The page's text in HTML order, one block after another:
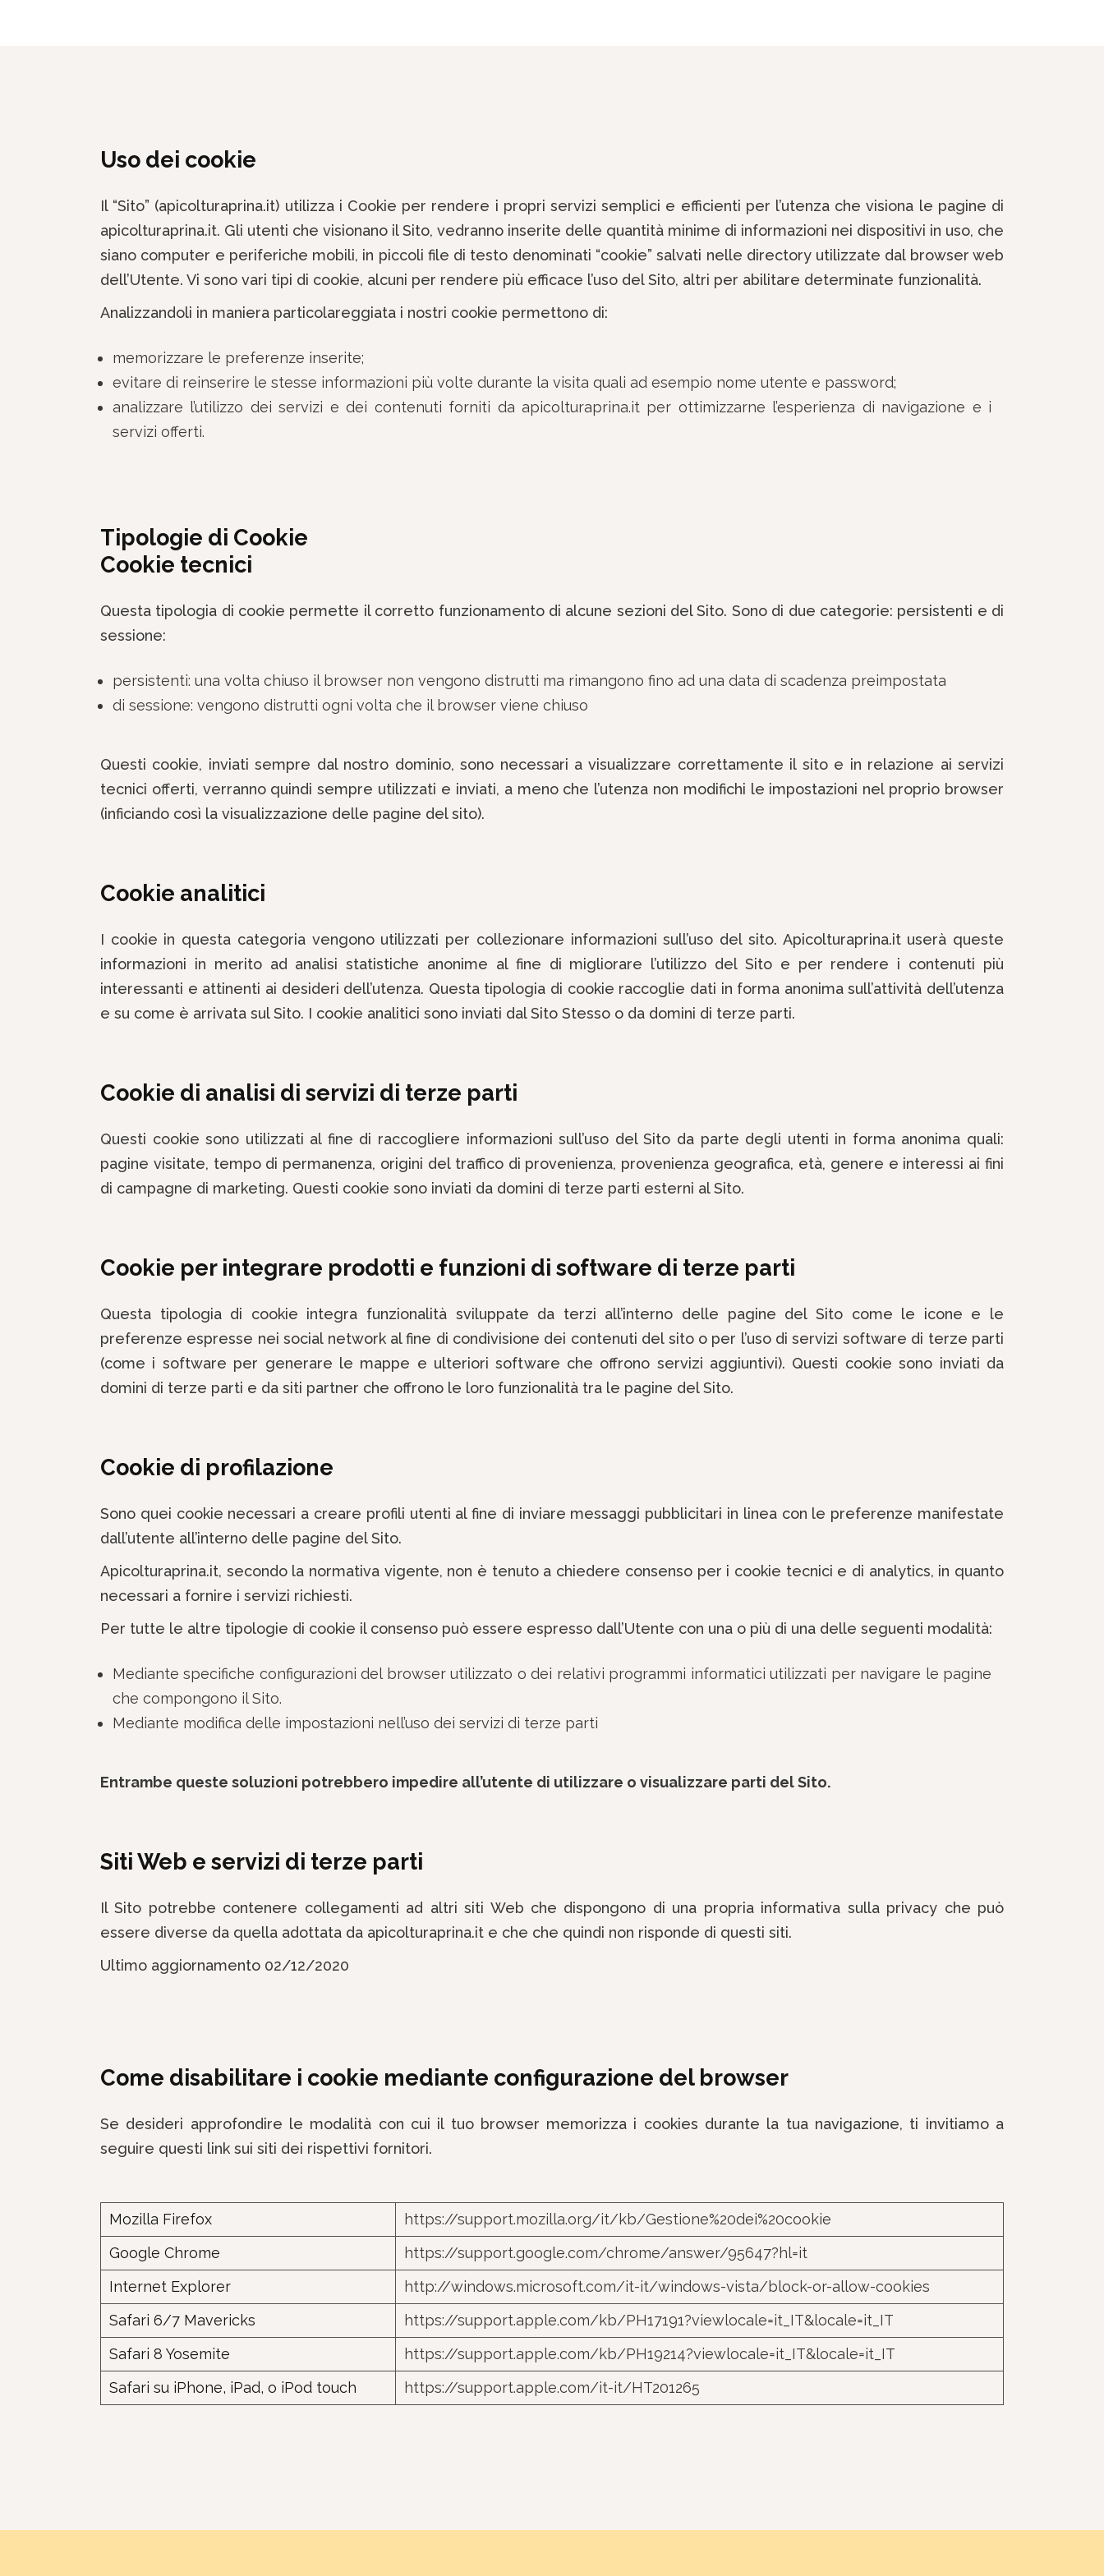
Uso dei cookie
Il “Sito” (apicolturaprina.it) utilizza i Cookie per rendere i propri servizi semplici e efficienti per l’utenza che visiona le pagine di
apicolturaprina.it. Gli utenti che visionano il Sito, vedranno inserite delle quantità minime di informazioni nei dispositivi in uso, che
siano computer e periferiche mobili, in piccoli file di testo denominati “cookie” salvati nelle directory utilizzate dal browser web
dell’Utente. Vi sono vari tipi di cookie, alcuni per rendere più efficace l’uso del Sito, altri per abilitare determinate funzionalità.
Analizzandoli in maniera particolareggiata i nostri cookie permettono di:
memorizzare le preferenze inserite;
evitare di reinserire le stesse informazioni più volte durante la visita quali ad esempio nome utente e password;
analizzare l’utilizzo dei servizi e dei contenuti forniti da apicolturaprina.it per ottimizzarne l’esperienza di navigazione e i
servizi offerti.
Tipologie di Cookie
Cookie tecnici
Questa tipologia di cookie permette il corretto funzionamento di alcune sezioni del Sito. Sono di due categorie: persistenti e di
sessione:
persistenti: una volta chiuso il browser non vengono distrutti ma rimangono fino ad una data di scadenza preimpostata
di sessione: vengono distrutti ogni volta che il browser viene chiuso
Questi cookie, inviati sempre dal nostro dominio, sono necessari a visualizzare correttamente il sito e in relazione ai servizi
tecnici offerti, verranno quindi sempre utilizzati e inviati, a meno che l’utenza non modifichi le impostazioni nel proprio browser
(inficiando così la visualizzazione delle pagine del sito).
Cookie analitici
I cookie in questa categoria vengono utilizzati per collezionare informazioni sull’uso del sito. Apicolturaprina.it userà queste
informazioni in merito ad analisi statistiche anonime al fine di migliorare l’utilizzo del Sito e per rendere i contenuti più
interessanti e attinenti ai desideri dell’utenza. Questa tipologia di cookie raccoglie dati in forma anonima sull’attività dell’utenza
e su come è arrivata sul Sito. I cookie analitici sono inviati dal Sito Stesso o da domini di terze parti.
Cookie di analisi di servizi di terze parti
Questi cookie sono utilizzati al fine di raccogliere informazioni sull’uso del Sito da parte degli utenti in forma anonima quali:
pagine visitate, tempo di permanenza, origini del traffico di provenienza, provenienza geografica, età, genere e interessi ai fini
di campagne di marketing. Questi cookie sono inviati da domini di terze parti esterni al Sito.
Cookie per integrare prodotti e funzioni di software di terze parti
Questa tipologia di cookie integra funzionalità sviluppate da terzi all’interno delle pagine del Sito come le icone e le
preferenze espresse nei social network al fine di condivisione dei contenuti del sito o per l’uso di servizi software di terze parti
(come i software per generare le mappe e ulteriori software che offrono servizi aggiuntivi). Questi cookie sono inviati da
domini di terze parti e da siti partner che offrono le loro funzionalità tra le pagine del Sito.
Cookie di profilazione
Sono quei cookie necessari a creare profili utenti al fine di inviare messaggi pubblicitari in linea con le preferenze manifestate
dall’utente all’interno delle pagine del Sito.
Apicolturaprina.it, secondo la normativa vigente, non è tenuto a chiedere consenso per i cookie tecnici e di analytics, in quanto
necessari a fornire i servizi richiesti.
Per tutte le altre tipologie di cookie il consenso può essere espresso dall’Utente con una o più di una delle seguenti modalità:
Mediante specifiche configurazioni del browser utilizzato o dei relativi programmi informatici utilizzati per navigare le pagine
che compongono il Sito.
Mediante modifica delle impostazioni nell’uso dei servizi di terze parti
Entrambe queste soluzioni potrebbero impedire all’utente di utilizzare o visualizzare parti del Sito.
Siti Web e servizi di terze parti
Il Sito potrebbe contenere collegamenti ad altri siti Web che dispongono di una propria informativa sulla privacy che può
essere diverse da quella adottata da apicolturaprina.it e che che quindi non risponde di questi siti.
Ultimo aggiornamento 02/12/2020
Come disabilitare i cookie mediante configurazione del browser
Se desideri approfondire le modalità con cui il tuo browser memorizza i cookies durante la tua navigazione, ti invitiamo a
seguire questi link sui siti dei rispettivi fornitori.
Mozilla Firefox
https://support.mozilla.org/it/kb/Gestione%20dei%20cookie
Google Chrome
https://support.google.com/chrome/answer/95647?hl=it
Internet Explorer
http://windows.microsoft.com/it-it/windows-vista/block-or-allow-cookies
Safari 6/7 Mavericks
https://support.apple.com/kb/PH17191?viewlocale=it_IT&locale=it_IT
Safari 8 Yosemite
https://support.apple.com/kb/PH19214?viewlocale=it_IT&locale=it_IT
Safari su iPhone, iPad, o iPod touch
https://support.apple.com/it-it/HT201265